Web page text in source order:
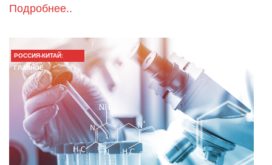
Подробнее..
РОССИЯ-КИТАЙ:
ГЛАВНОЕ